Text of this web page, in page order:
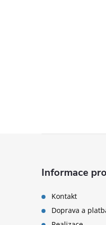
Informace
Kontakt
Doprava a